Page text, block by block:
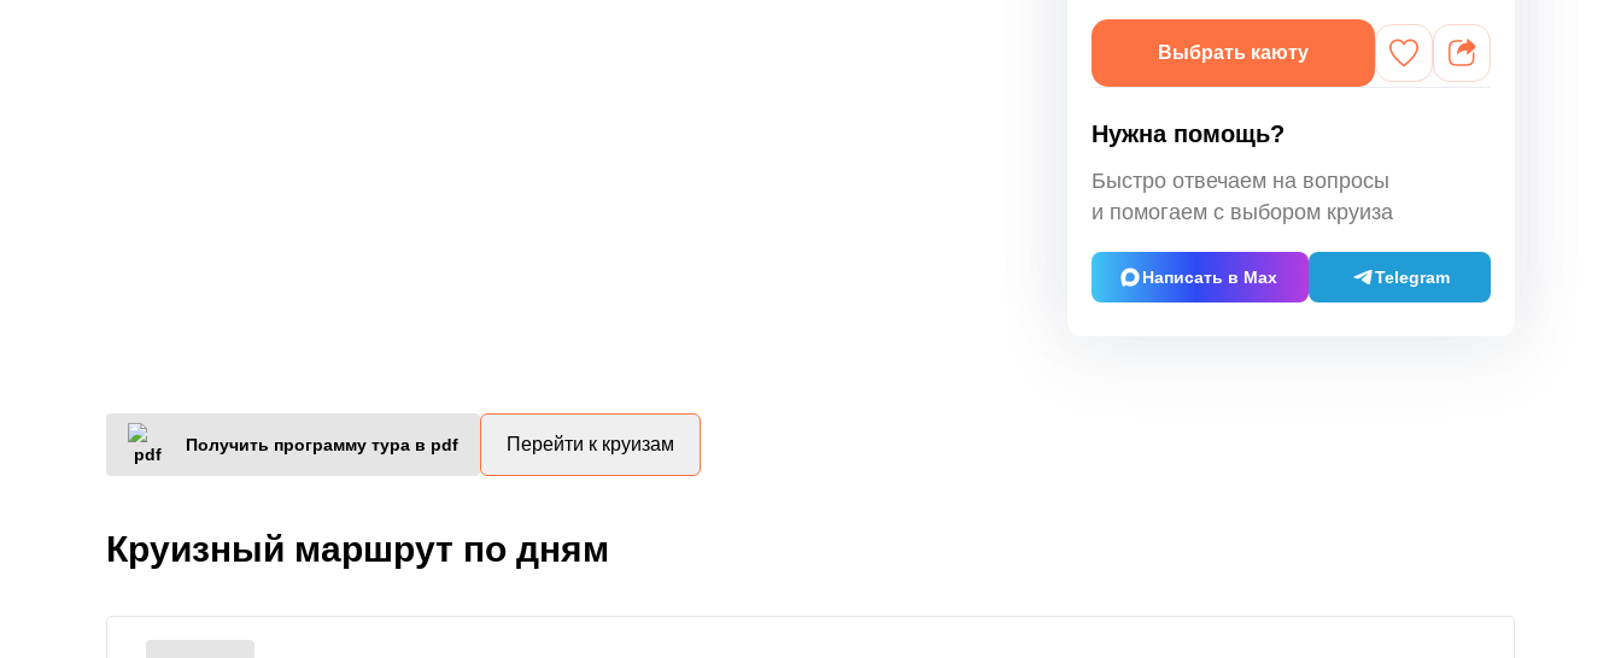
Выбрать каюту
Нужна помощь?
Быстро отвечаем на вопросы
и помогаем с выбором круиза
Написать в Max Telegram
Получить программу тура в pdf Перейти к круизам
Круизный маршрут по дням